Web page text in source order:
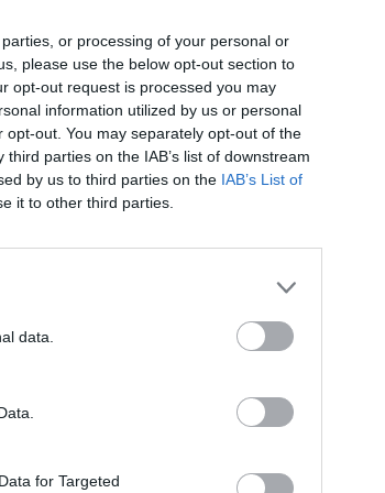
or processing of your personal or
please use the below opt-out section to
opt-out request is processed you may
information utilized by us or personal
out. You may separately opt-out of the
parties on the IAB’s list of downstream
by us to third parties on the IAB’s List of
it to other third parties.
data.
for Targeted
drasticamente la possibilità
giorno quando entriamo in un